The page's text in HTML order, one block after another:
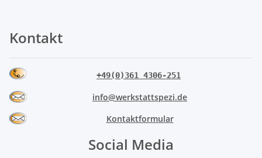
Kontakt
+49(0)361 4306-251
info@werkstattspezi.de
Kontaktformular
Social Media